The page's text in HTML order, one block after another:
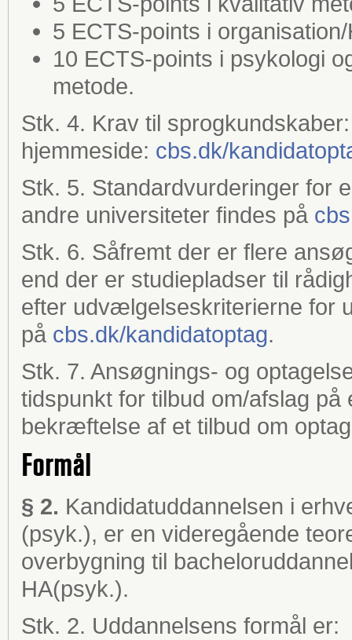
5 ECTS-points i
10 ECTS-points i psykologi
metode.
Stk. 4. Krav til
hjemmeside: cbs.dk/
Stk. 5. Standardvurderinger for
andre universiteter findes på
Stk. 6. Såfremt der er flere
end der er studiepladser til
efter udvælgelseskriterierne for
på cbs.dk/kandidatoptag.
Stk. 7. Ansøgnings- og
tidspunkt for tilbud om/afslag
bekræftelse af et tilbud om
Formål
§ 2. Kandidatuddannelsen i
(psyk.), er en videregående
overbygning til
HA(psyk.).
Stk. 2. Uddannelsens formål er: